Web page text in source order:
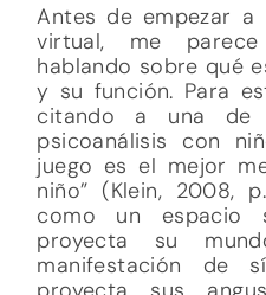
Antes de empezar a
virtual, me parece
hablando sobre qué
y su función. Para
citando a una de
psicoanálisis con
juego es el mejor
niño” (Klein, 2008,
como un espacio
proyecta su
manifestación de